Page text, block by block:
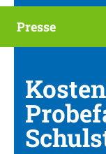
Presse